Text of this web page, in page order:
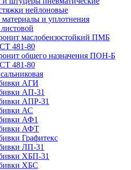
нейлоновые
и уплотнения
маслобензостойкий ПМБ
481-80
общего назначения ПОН-Б
481-80
АГИ
АП-31
АПР-31
АС
АФ1
АФТ
Графитекс
ЛП-31
ХБП-31
ХБС